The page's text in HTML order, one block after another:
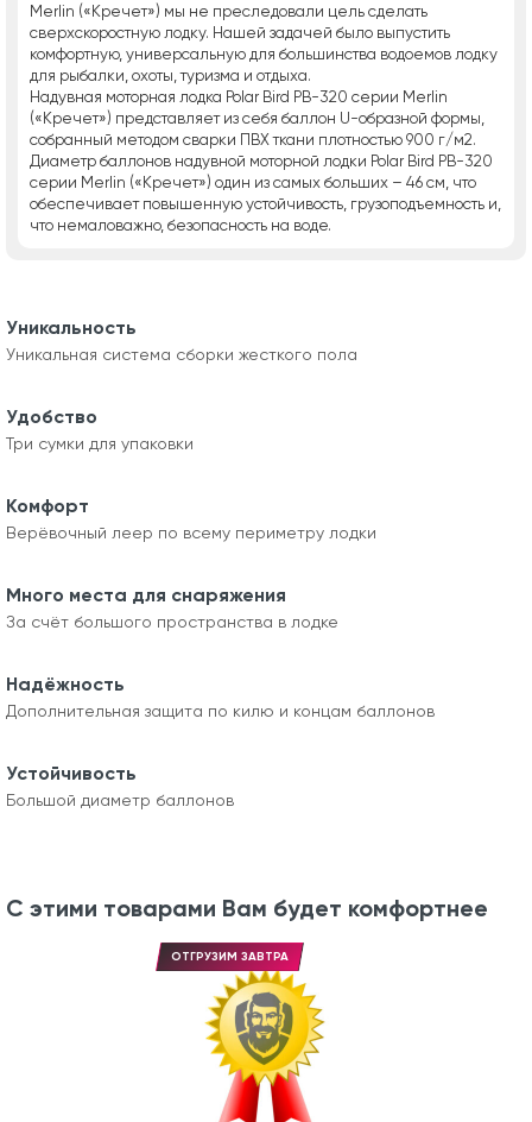
Merlin («Кречет») мы не преследовали цель сделать
сверхскоростную лодку. Нашей задачей было выпустить
комфортную, универсальную для большинства водоемов лодку
для рыбалки, охоты, туризма и отдыха.
Надувная моторная лодка Polar Bird РВ-320 серии Merlin
(«Кречет») представляет из себя баллон U-образной формы,
собранный методом сварки ПВХ ткани плотностью 900 г/м2.
Диаметр баллонов надувной моторной лодки Polar Bird РВ-320
серии Merlin («Кречет») один из самых больших – 46 см, что
обеспечивает повышенную устойчивость, грузоподъемность и,
что немаловажно, безопасность на воде.
Уникальность
Уникальная система сборки жесткого пола
Удобство
Три сумки для упаковки
Комфорт
Верёвочный леер по всему периметру лодки
Много места для снаряжения
За счёт большого пространства в лодке
Надёжность
Дополнительная защита по килю и концам баллонов
Устойчивость
Большой диаметр баллонов
С этими товарами Вам будет комфортнее
ОТГРУЗИМ ЗАВТРА